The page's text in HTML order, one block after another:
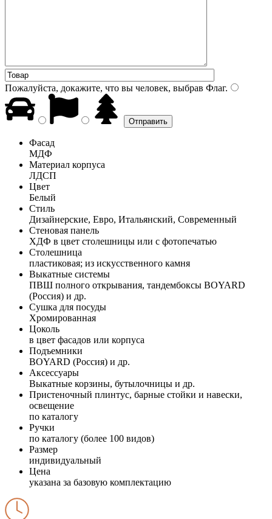
Пожалуйста, докажите, что вы человек, выбрав Флаг.
Фасад
МДФ
Материал корпуса
ЛДСП
Цвет
Белый
Стиль
Дизайнерские, Евро, Итальянский, Современный
Стеновая панель
ХДФ в цвет столешницы или с фотопечатью
Столешница
пластиковая; из искусственного камня
Выкатные системы
ПВШ полного открывания, тандембоксы BOYARD
(Россия) и др.
Сушка для посуды
Хромированная
Цоколь
в цвет фасадов или корпуса
Подъемники
BOYARD (Россия) и др.
Аксессуары
Выкатные корзины, бутылочницы и др.
Пристеночный плинтус, барные стойки и навески,
освещение
по каталогу
Ручки
по каталогу (более 100 видов)
Размер
индивидуальный
Цена
указана за базовую комплектацию